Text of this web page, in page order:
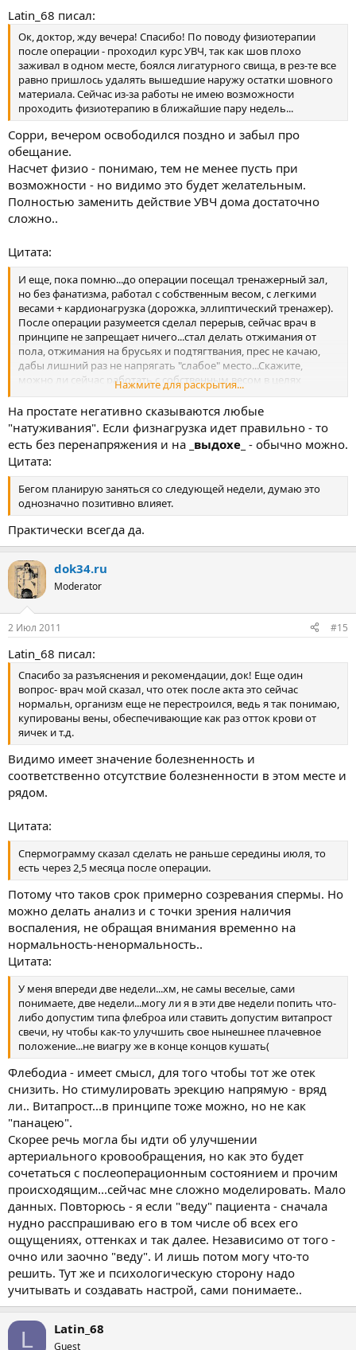
Latin_68 писал:
Ок, доктор, жду вечера! Спасибо! По поводу физиотерапии
после операции - проходил курс УВЧ, так как шов плохо
заживал в одном месте, боялся лигатурного свища, в рез-те все
равно пришлось удалять вышедшие наружу остатки шовного
материала. Сейчас из-за работы не имею возможности
проходить физиотерапию в ближайшие пару недель...
Сорри, вечером освободился поздно и забыл про
обещание.
Насчет физио - понимаю, тем не менее пусть при
возможности - но видимо это будет желательным.
Полностью заменить действие УВЧ дома достаточно
сложно..
Цитата:
И еще, пока помню...до операции посещал тренажерный зал,
но без фанатизма, работал с собственным весом, с легкими
весами + кардионагрузка (дорожка, эллиптический тренажер).
После операции разумеется сделал перерыв, сейчас врач в
принципе не запрещает ничего...стал делать отжимания от
пола, отжимания на брусьях и подтягтвания, прес не качаю,
дабы лишний раз не напрягать "слабое" место...Скажите,
можно ли сейчас работать с собственным весом в целях
поддержания формы или же это негативно сказывается на
общем состоянии простаты?
Нажмите для раскрытия...
На простате негативно сказываются любые
"натуживания". Если физнагрузка идет правильно - то
есть без перенапряжения и на _выдохе_ - обычно можно.
Цитата:
Бегом планирую заняться со следующей недели, думаю это
однозначно позитивно влияет.
Практически всегда да.
dok34.ru
Moderator
2 Июл 2011 #15
Latin_68 писал:
Спасибо за разъяснения и рекомендации, док! Еще один
вопрос- врач мой сказал, что отек после акта это сейчас
нормальн, организм еще не перестроился, ведь я так понимаю,
купированы вены, обеспечивающие как раз отток крови от
яичек и т.д.
Видимо имеет значение болезненность и
соответственно отсутствие болезненности в этом месте и
рядом.
Цитата:
Спермограмму сказал сделать не раньше середины июля, то
есть через 2,5 месяца после операции.
Потому что таков срок примерно созревания спермы. Но
можно делать анализ и с точки зрения наличия
воспаления, не обращая внимания временно на
нормальность-ненормальность..
Цитата:
У меня впереди две недели...хм, не самы веселые, сами
понимаете, две недели...могу ли я в эти две недели попить что-
либо допустим типа флеброа или ставить допустим витапрост
свечи, ну чтобы как-то улучшить свое нынешнее плачевное
положение...не виагру же в конце концов кушать(
Флебодиа - имеет смысл, для того чтобы тот же отек
снизить. Но стимулировать эрекцию напрямую - вряд
ли.. Витапрост...в принципе тоже можно, но не как
"панацею".
Скорее речь могла бы идти об улучшении
артериального кровообращения, но как это будет
сочетаться с послеоперационным состоянием и прочим
происходящим...сейчас мне сложно моделировать. Мало
данных. Повторюсь - я если "веду" пациента - сначала
нудно расспрашиваю его в том числе об всех его
ощущениях, оттенках и так далее. Независимо от того -
очно или заочно "веду". И лишь потом могу что-то
решить. Тут же и психологическую сторону надо
учитывать и создавать настрой, сами понимаете..
L Latin_68
Guest